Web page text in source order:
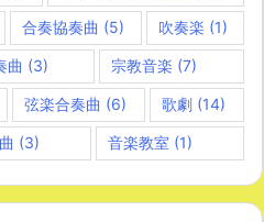
合奏協奏曲 (5) 吹奏楽 (1)
曲 (3) 宗教音楽 (7)
弦楽合奏曲 (6) 歌劇(14)
(3) 音楽教室 (1)